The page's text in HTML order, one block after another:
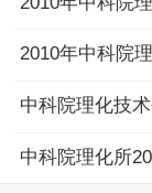
中科院理化所